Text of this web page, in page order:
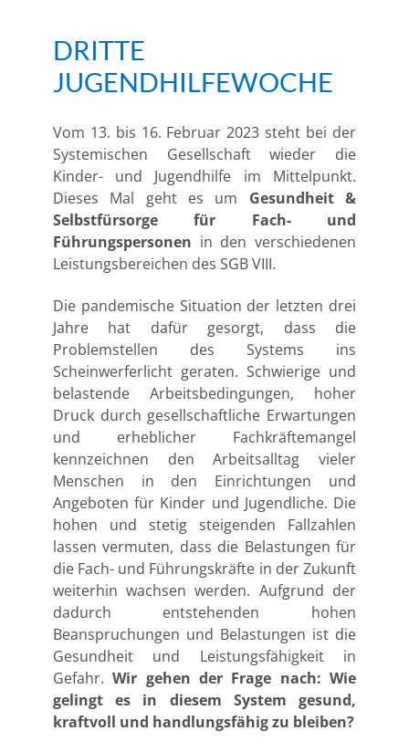
DRITTE
JUGENDHILFEWOCHE
Vom 13. bis 16. Februar 2023 steht bei der
Systemischen Gesellschaft wieder die
Kinder- und Jugendhilfe im Mittelpunkt.
Dieses Mal geht es um Gesundheit &
Selbstfürsorge für Fach- und
Führungspersonen in den verschiedenen
Leistungsbereichen des SGB VIII.
Die pandemische Situation der letzten drei
Jahre hat dafür gesorgt, dass die
Problemstellen des Systems ins
Scheinwerferlicht geraten. Schwierige und
belastende Arbeitsbedingungen, hoher
Druck durch gesellschaftliche Erwartungen
und erheblicher Fachkräftemangel
kennzeichnen den Arbeitsalltag vieler
Menschen in den Einrichtungen und
Angeboten für Kinder und Jugendliche. Die
hohen und stetig steigenden Fallzahlen
lassen vermuten, dass die Belastungen für
die Fach- und Führungskräfte in der Zukunft
weiterhin wachsen werden. Aufgrund der
dadurch entstehenden hohen
Beanspruchungen und Belastungen ist die
Gesundheit und Leistungsfähigkeit in
Gefahr.Wir gehen der Frage nach: Wie
gelingt es in diesem System gesund,
kraftvoll und handlungsfähig zu bleiben?